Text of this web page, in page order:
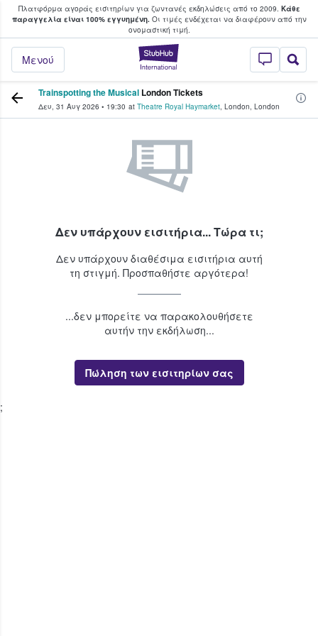
Πλατφόρμα αγοράς εισιτηρίων για ζωντανές εκδηλώσεις από το 2009. Κάθε
παραγγελία είναι 100% εγγυημένη.Οι τιμές ενδέχεται να διαφέρουν από την
oνομαστική τιμή.
StubHub - Όπου
Μενού
φαν αγοράζουν και πουλούν
Trainspotting the Musical London Tickets
Δευ, 31 Αυγ 2026 • 19:30 at Theatre Royal Haymarket, London, London
Δεν υπάρχουν εισιτήρια... Τώρα τι;
Δεν υπάρχουν διαθέσιμα εισιτήρια αυτή
τη στιγμή. Προσπαθήστε αργότερα!
...δεν μπορείτε να παρακολουθήσετε
αυτήν την εκδήλωση...
Πώληση των εισιτηρίων σας
;